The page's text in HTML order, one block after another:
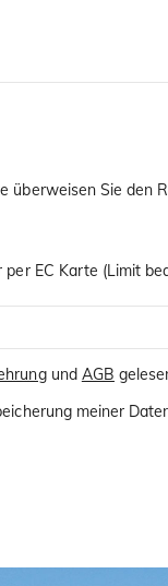
überweisen Sie den
EC Karte (Limit
und AGB
meiner